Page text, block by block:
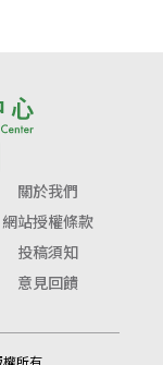
關於我們
網站授權條款
投稿須知
意見回饋
所有